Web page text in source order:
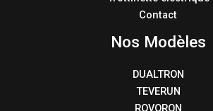
Contact
Nos Modèles
DUALTRON
TEVERUN
ROVORON